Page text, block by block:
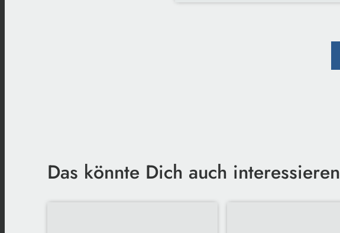
Das könnte Dich auch interessieren